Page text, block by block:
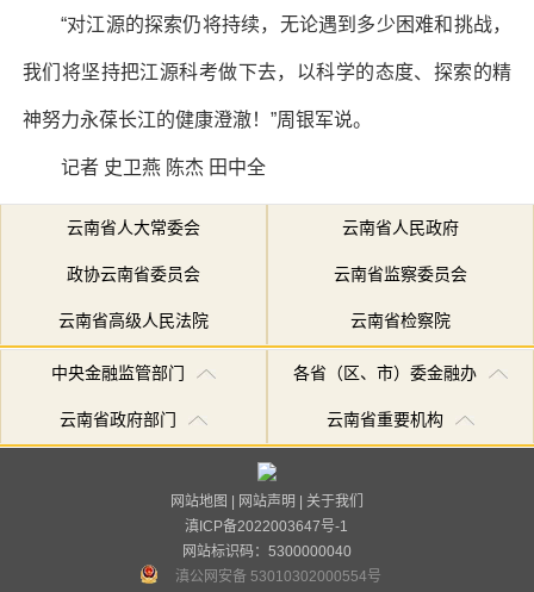
“对江源的探索仍将持续，无论遇到多少困难和挑战，
我们将坚持把江源科考做下去，以科学的态度、探索的精
神努力永葆长江的健康澄澈！”周银军说。
记者 史卫燕 陈杰 田中全
云南省人大常委会 云南省人民政府
政协云南省委员会 云南省监察委员会
云南省高级人民法院 云南省检察院
中央金融监管部门 各省（区、市）委金融办
云南省政府部门 云南省重要机构
网站地图 网站声明
关于我们
滇ICP备2022003647号-1
网站标识码：5300000040
滇公网安备 53010302000554号